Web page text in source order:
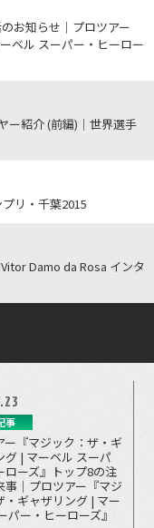
お知らせ｜プロツアー
ベル スーパー・ヒーロー
ー紹介 (前編)｜世界選手
リ・千葉2015
Damo da Rosa インタ
事
ー『マジック：ザ・ギ
グ | マーベル スーパ
ローズ』トップ8の注
事｜プロツアー『マジ
・ギャザリング | マー
パー・ヒーローズ』